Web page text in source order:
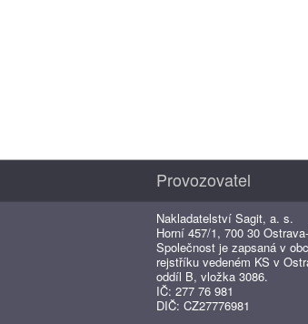
Provozovatel
Nakladatelství Sagit, a. s.
Horní 457/1, 700 30
Společnost je zapsaná v
rejstříku vedeném KS v
oddíl B, vložka 3086.
IČ: 277 76 981
DIČ: CZ27776981